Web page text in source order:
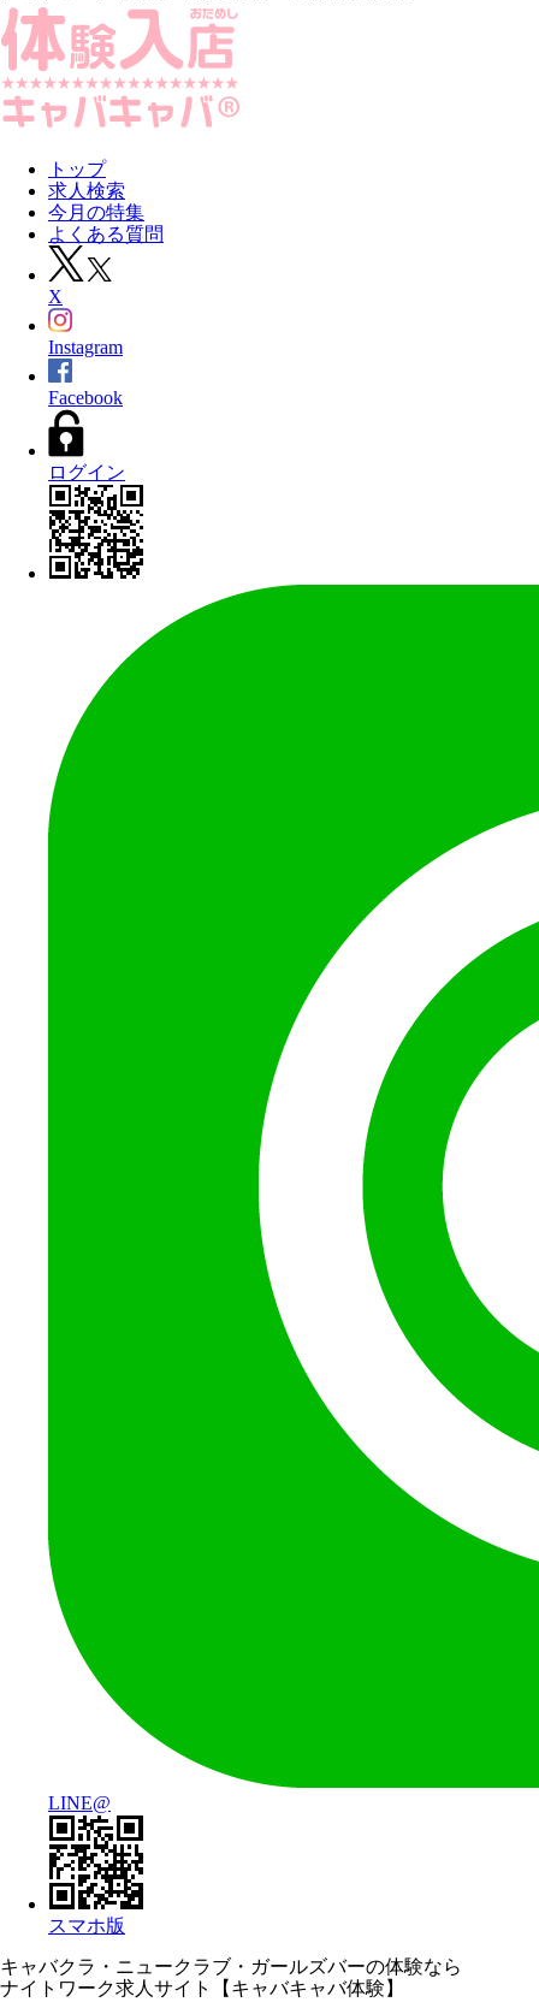
トップ
求人検索
今月の特集
よくある質問
X
Instagram
Facebook
ログイン
LINE@
スマホ版
キャバクラ・ニュークラブ・ガールズバーの体験なら
ナイトワーク求人サイト【キャバキャバ体験】